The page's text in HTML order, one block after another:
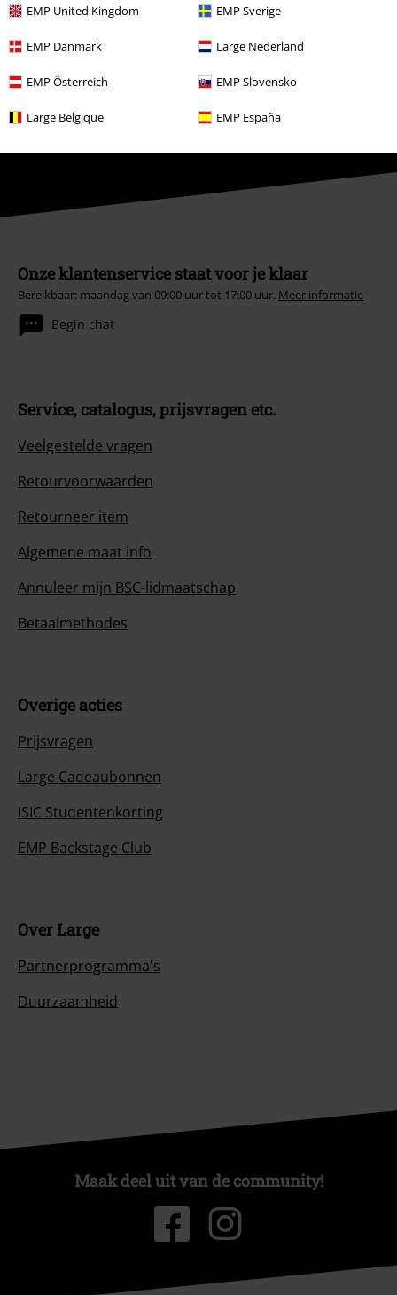
EMP United Kingdom EMP Sverige
EMP Danmark Large Nederland
EMP Österreich EMP Slovensko
Large Belgique EMP España
Aanmelden
*Geldig voor 4 weken. Alleen online inwisselbaar. Kan niet worden
gebruikt in combinatie met andere promotiecodes. Na het invoeren van
de code wordt de korting automatisch verrekend in je winkelmandje. Niet
geldig op boeken, media, cadeaubonnen, Rammstein, (Till) Lindemann,
Die Ärzte, Die Toten Hosen, Feine Sahne Fischfilet, Broilers, Böhse
Onze klantenservice staat voor je klaar
Bereikbaar: maandag van 09:00 uur tot 17:00 uur. Meer informatie
Begin chat
Service, catalogus, prijsvragen etc.
Veelgestelde vragen
Retourvoorwaarden
Retourneer item
Algemene maat info
Annuleer mijn BSC-lidmaatschap
Betaalmethodes
Overige acties
Prijsvragen
Large Cadeaubonnen
ISIC Studentenkorting
EMP Backstage Club
Over Large
Partnerprogramma's
Duurzaamheid
Maak deel uit van de community!